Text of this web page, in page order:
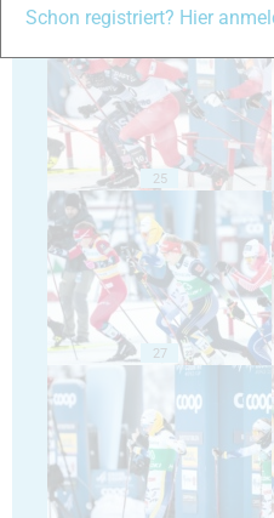
25
27
Schon registriert? Hier